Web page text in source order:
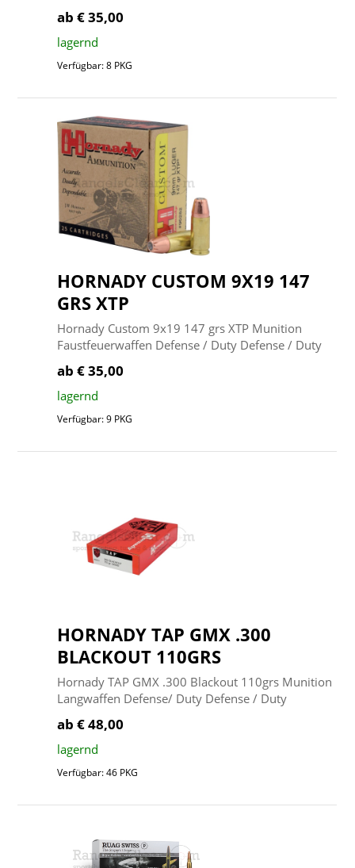
ab € 35,00
lagernd
Verfügbar: 8 PKG
HORNADY CUSTOM 9X19 147
GRS XTP
Hornady Custom 9x19 147 grs XTP Munition
Faustfeuerwaffen Defense / Duty Defense / Duty
ab € 35,00
lagernd
Verfügbar: 9 PKG
HORNADY TAP GMX .300
BLACKOUT 110GRS
Hornady TAP GMX .300 Blackout 110grs Munition
Langwaffen Defense/ Duty Defense / Duty
ab € 48,00
lagernd
Verfügbar: 46 PKG